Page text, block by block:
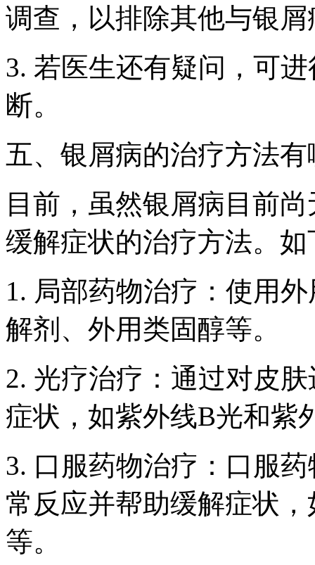
调查，以排除其他与银
3. 若医生还有疑问，可
断。
五、银屑病的治疗方法有
目前，虽然银屑病目前
缓解症状的治疗方法。如
1. 局部药物治疗：使用
解剂、外用类固醇等。
2. 光疗治疗：通过对皮
症状，如紫外线B光和紫
3. 口服药物治疗：口服
常反应并帮助缓解症状
等。